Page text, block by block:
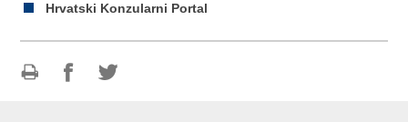
Hrvatski Konzularni Portal